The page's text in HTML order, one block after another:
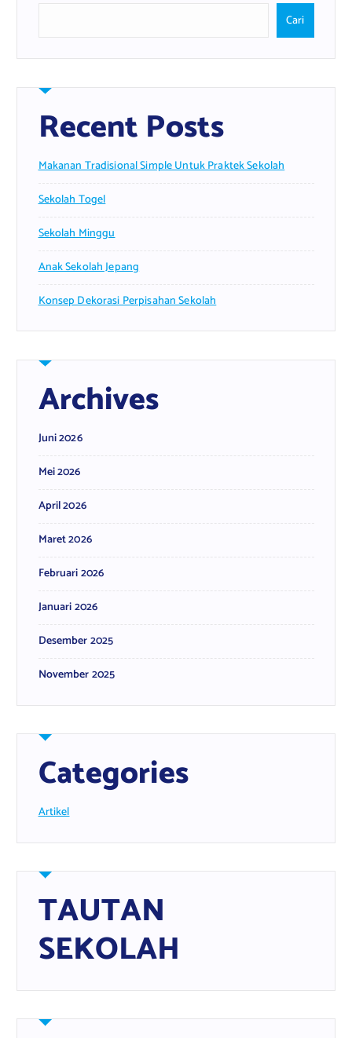
Cari
Recent Posts
Makanan Tradisional Simple Untuk Praktek Sekolah
Sekolah Togel
Sekolah Minggu
Anak Sekolah Jepang
Konsep Dekorasi Perpisahan Sekolah
Archives
Juni 2026
Mei 2026
April 2026
Maret 2026
Februari 2026
Januari 2026
Desember 2025
November 2025
Categories
Artikel
TAUTAN
SEKOLAH